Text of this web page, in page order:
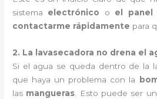
sistema electrónico o el panel
contactarme rápidamente para
2. La lavasecadora no drena el
Si el agua se queda dentro de la
que haya un problema con la
las mangueras . Esto puede ser un